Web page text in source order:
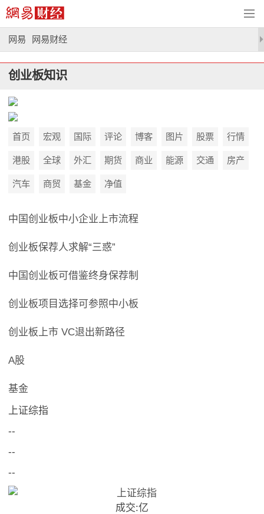
网易 网易财经
创业板知识
首页 宏观 国际 评论 博客 图片 股票 行情
港股 全球 外汇 期货 商业 能源 交通 房产
汽车 商贸 基金 净值
中国创业板中小企业上市流程
创业板保荐人求解“三惑”
中国创业板可借鉴终身保荐制
创业板项目选择可参照中小板
创业板上市 VC退出新路径
A股
基金
上证综指
--
--
--
成交:亿